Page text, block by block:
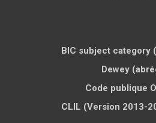
Dewey
Code publique